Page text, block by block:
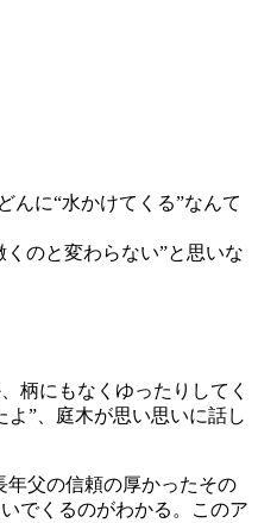
んに“水かけてくる”なんて
のと変わらない”と思いな
柄にもなくゆったりしてく
”、庭木が思い思いに話し
父の信頼の厚かったその
でくるのがわかる。このア